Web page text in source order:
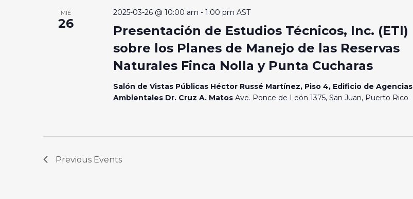
MIÉ
26
Presentación de Estudios Técnicos, Inc. (ETI)
sobre los Planes de Manejo de las Reservas
Naturales Finca Nolla y Punta Cucharas
2025-03-26 @ 10:00 am - 1:00 pm AST
Salón de Vistas Públicas Héctor Russé Martínez, Piso 4, Edificio de Agencias
Ambientales Dr. Cruz A. Matos Ave. Ponce de León 1375, San Juan, Puerto Rico
Previous Events